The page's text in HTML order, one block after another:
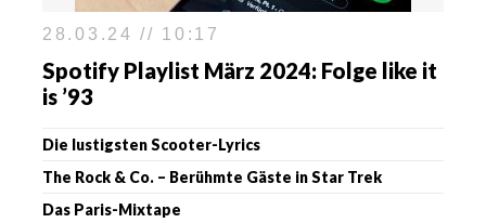
28.03.24 // 10:17
Spotify Playlist März 2024: Folge like it
is ’93
Die lustigsten Scooter-Lyrics
The Rock & Co. – Berühmte Gäste in Star Trek
Das Paris-Mixtape